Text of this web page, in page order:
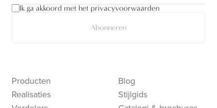
Ik ga akkoord met het privacyvoorwaarden
Abonneren
Producten
Realisaties
Blog
Stijlgids